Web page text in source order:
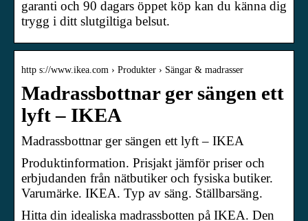
garanti och 90 dagars öppet köp kan du känna dig
trygg i ditt slutgiltiga belsut.
http s://www.ikea.com › Produkter › Sängar & madrasser
Madrassbottnar ger sängen ett
lyft – IKEA
Madrassbottnar ger sängen ett lyft – IKEA
Produktinformation. Prisjakt jämför priser och
erbjudanden från nätbutiker och fysiska butiker.
Varumärke. IKEA. Typ av säng. Ställbarsäng.
Hitta din idealiska madrassbotten på IKEA. Den